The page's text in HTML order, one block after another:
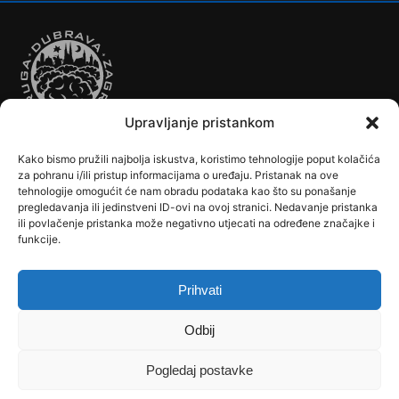
Upravljanje pristankom
Kako bismo pružili najbolja iskustva, koristimo tehnologije poput kolačića
za pohranu i/ili pristup informacijama o uređaju. Pristanak na ove
tehnologije omogućit će nam obradu podataka kao što su ponašanje
pregledavanja ili jedinstveni ID-ovi na ovoj stranici. Nedavanje pristanka
ili povlačenje pristanka može negativno utjecati na određene značajke i
funkcije.
Prihvati
Odbij
Pogledaj postavke
Autobusi Automobilizam Biciklizam
Borilački Sportovi
Cookie Policy (EU)
Crkve, samostani i župni uredi
Dječji vrtići
Drugi sportovi
Društva, klubovi, savezi, udruge
Dubrava u Srcu
Edukacija
Tramvaji